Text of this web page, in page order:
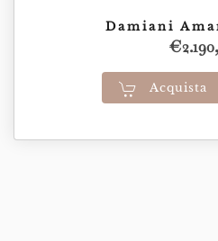
Damiani
€
Acquista